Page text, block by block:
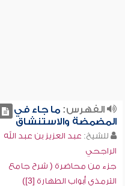
الفهرس:ما جاء في
المضمضة والاستنشاق
للشيخ: عبد العزيز بن عبد الله
الراجحي
جزء من محاضرة ( شرح جامع
الترمذي أبواب الطهارة [3])